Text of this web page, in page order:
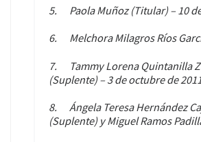
5. Paola Muñoz (Titular) – 10
6. Melchora Milagros Ríos
7.
Tammy Lorena Quintanilla
(Suplente) – 3 de octubre de
8. Ángela Teresa Hernández
(Suplente) y Miguel Ramos